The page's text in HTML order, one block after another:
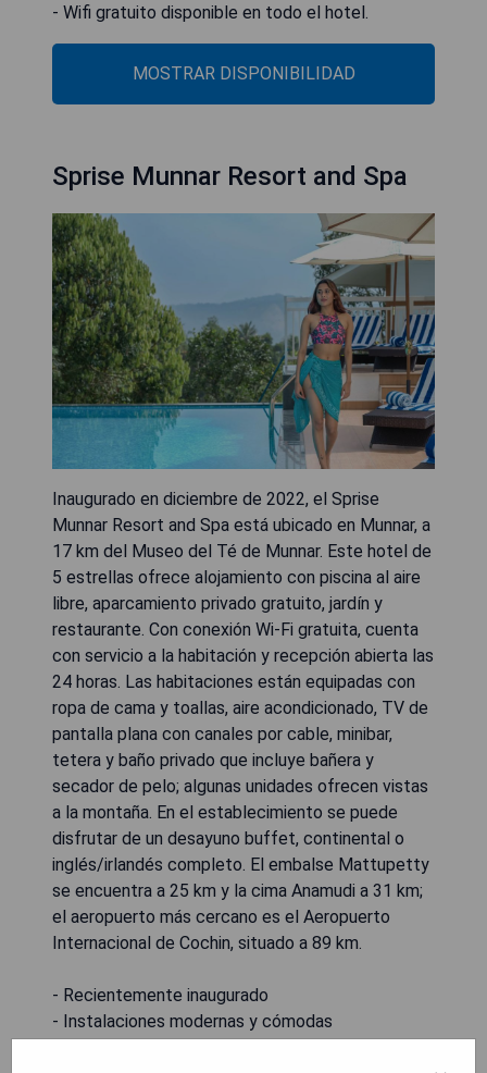
- Wifi gratuito disponible en todo el hotel.
MOSTRAR DISPONIBILIDAD
Sprise Munnar Resort and Spa
Inaugurado en diciembre de 2022, el Sprise
Munnar Resort and Spa está ubicado en Munnar, a
17 km del Museo del Té de Munnar. Este hotel de
5 estrellas ofrece alojamiento con piscina al aire
libre, aparcamiento privado gratuito, jardín y
restaurante. Con conexión Wi-Fi gratuita, cuenta
con servicio a la habitación y recepción abierta las
24 horas. Las habitaciones están equipadas con
ropa de cama y toallas, aire acondicionado, TV de
pantalla plana con canales por cable, minibar,
tetera y baño privado que incluye bañera y
secador de pelo; algunas unidades ofrecen vistas
a la montaña. En el establecimiento se puede
disfrutar de un desayuno buffet, continental o
inglés/irlandés completo. El embalse Mattupetty
se encuentra a 25 km y la cima Anamudi a 31 km;
el aeropuerto más cercano es el Aeropuerto
Internacional de Cochin, situado a 89 km.
- Recientemente inaugurado
- Instalaciones modernas y cómodas